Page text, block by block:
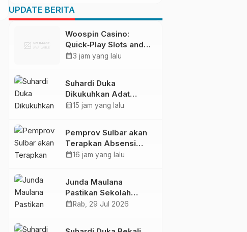
Pendapatan Daerah
UPDATE BERITA
Woospin Casino:
Quick‑Play Slots and
Fast Wins for the
calendar_month3 jam yang lalu
Suhardi Duka
Dikukuhkan Adat
Balanipa, Raih Gelar
calendar_month15 jam yang lalu
Pemprov Sulbar akan
Terapkan Absensi
Online untuk ASN
calendar_month16 jam yang lalu
Junda Maulana
Pastikan Sekolah
Rakyat Mamuju Siap
calendar_month Rab, 29 Jul 2026